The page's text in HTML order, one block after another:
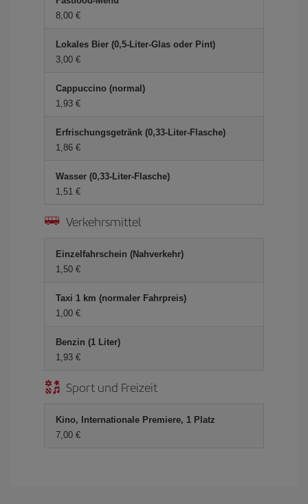
8,00 €
Lokales Bier (0,5-Liter-Glas oder Pint)
3,00 €
Cappuccino (normal)
1,93 €
Erfrischungsgetränk (0,33-Liter-Flasche)
1,86 €
Wasser (0,33-Liter-Flasche)
1,51 €
Verkehrsmittel
Einzelfahrschein (Nahverkehr)
1,50 €
Taxi 1 km (normaler Fahrpreis)
1,00 €
Benzin (1 Liter)
1,93 €
Sport und Freizeit
Kino, Internationale Premiere, 1 Platz
7,00 €